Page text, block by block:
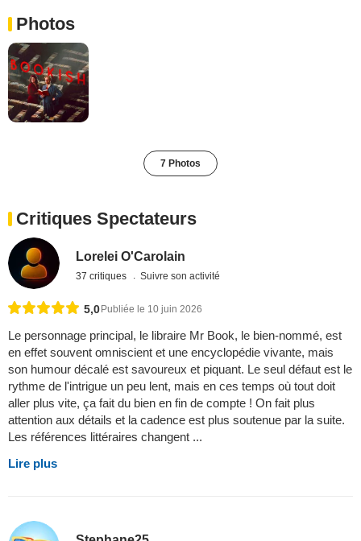
Photos
7 Photos
Critiques Spectateurs
Lorelei O'Carolain
37 critiques Suivre son activité
5,0 Publiée le 10 juin 2026
Le personnage principal, le libraire Mr Book, le bien-nommé, est
en effet souvent omniscient et une encyclopédie vivante, mais
son humour décalé est savoureux et piquant. Le seul défaut est le
rythme de l'intrigue un peu lent, mais en ces temps où tout doit
aller plus vite, ça fait du bien en fin de compte ! On fait plus
attention aux détails et la cadence est plus soutenue par la suite.
Les références littéraires changent ...
Lire plus